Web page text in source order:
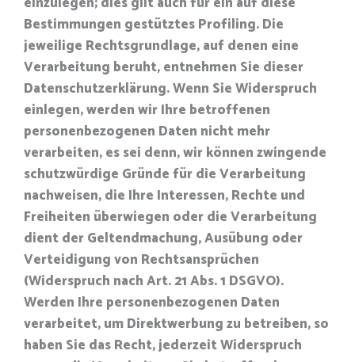
Bestimmungen gestütztes Profiling. Die
jeweilige Rechtsgrundlage, auf denen eine
Verarbeitung beruht, entnehmen Sie dieser
Datenschutzerklärung. Wenn Sie Widerspruch
einlegen, werden wir Ihre betroffenen
personenbezogenen Daten nicht mehr
verarbeiten, es sei denn, wir können zwingende
schutzwürdige Gründe für die Verarbeitung
nachweisen, die Ihre Interessen, Rechte und
Freiheiten überwiegen oder die Verarbeitung
dient der Geltendmachung, Ausübung oder
Verteidigung von Rechtsansprüchen
(Widerspruch nach Art. 21 Abs. 1 DSGVO).
Werden Ihre personenbezogenen Daten
verarbeitet, um Direktwerbung zu betreiben, so
haben Sie das Recht, jederzeit Widerspruch